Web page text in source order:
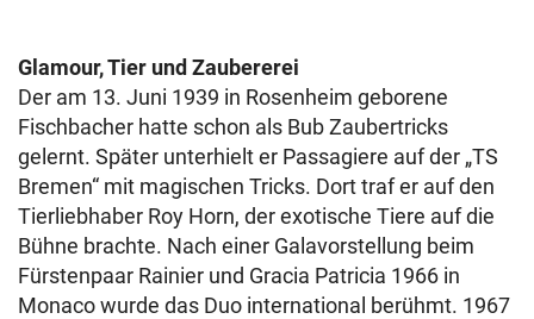
Glamour, Tier und Zaubererei
Der am 13. Juni 1939 in Rosenheim geborene
Fischbacher hatte schon als Bub Zaubertricks
gelernt. Später unterhielt er Passagiere auf der „TS
Bremen“ mit magischen Tricks. Dort traf er auf den
Tierliebhaber Roy Horn, der exotische Tiere auf die
Bühne brachte. Nach einer Galavorstellung beim
Fürstenpaar Rainier und Gracia Patricia 1966 in
Monaco wurde das Duo international berühmt. 1967